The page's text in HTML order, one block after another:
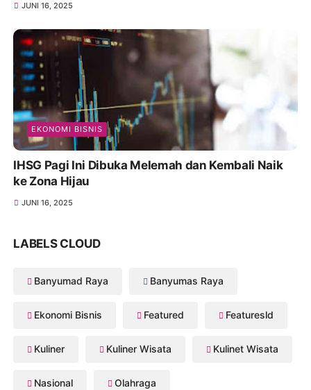
JUNI 16, 2025
EKONOMI BISNIS
IHSG Pagi Ini Dibuka Melemah dan Kembali Naik
ke Zona Hijau
JUNI 16, 2025
LABELS CLOUD
Banyumad Raya Banyumas Raya
Ekonomi Bisnis Featured Featuresld
Kuliner Kuliner Wisata Kulinet Wisata
Nasional Olahraga